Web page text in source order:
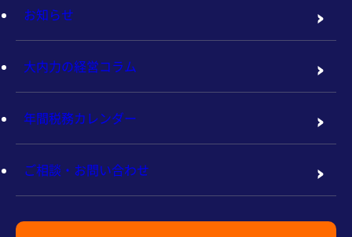
お知らせ
大内力の経営コラム
年間税務カレンダー
ご相談・お問い合わせ